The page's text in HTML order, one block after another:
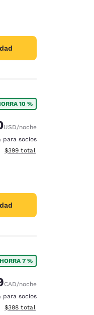
10 %
descuento:
USD/noche
para socios
Ver detalles del total
$399 total
7 %
descuento:
CAD/noche
para socios
Ver detalles del total
$388 total